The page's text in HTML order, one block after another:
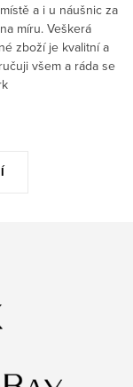
a i u náušnic za
míru. Veškerá
zboží je kvalitní a
všem a ráda se